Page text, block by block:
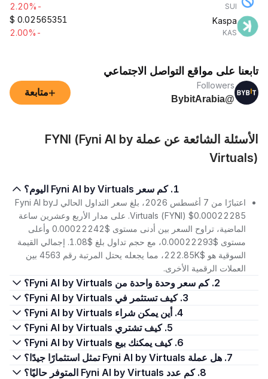
SUI
-2.20%
Kaspa
KAS
$ 0.02565351
-2.00%
تابعنا على مواقع التواصل الاجتماعي
Followers
@BybitArabia
+متابعة
الأسئلة الشائعة عن عملة FYNI (Fyni AI by
Virtuals)
1. كم سعر Fyni AI by Virtuals اليوم؟
اعتبارًا من 7 أغسطس 2026، بلغ سعر التداول الحالي لـFyni AI by
Virtuals (FYNI) $0.00022285. على مدار الأربع وعشرين ساعة
الماضية، تراوح السعر بين أدنى مستوى $0.00022242 وأعلى
مستوى $0.00022293، مع حجم تداول بلغ $1.08. إجمالي القيمة
السوقية هو $222.85K، مما يجعله يحتل المرتبة رقم 4563 بين
العملات الرقمية الأخرى.
2. كم سعر وحدة واحدة من Fyni AI by Virtuals؟
3. كيف تستثمر في Fyni AI by Virtuals؟
4. أين يمكن شراء Fyni AI by Virtuals؟
5. كيف تشتري Fyni AI by Virtuals؟
6. كيف يمكنك بيع Fyni AI by Virtuals؟
7. هل عملة Fyni AI by Virtuals تمثل استثمارًا جيدًا؟
8. كم عدد Fyni AI by Virtuals المتوفر حاليًا؟